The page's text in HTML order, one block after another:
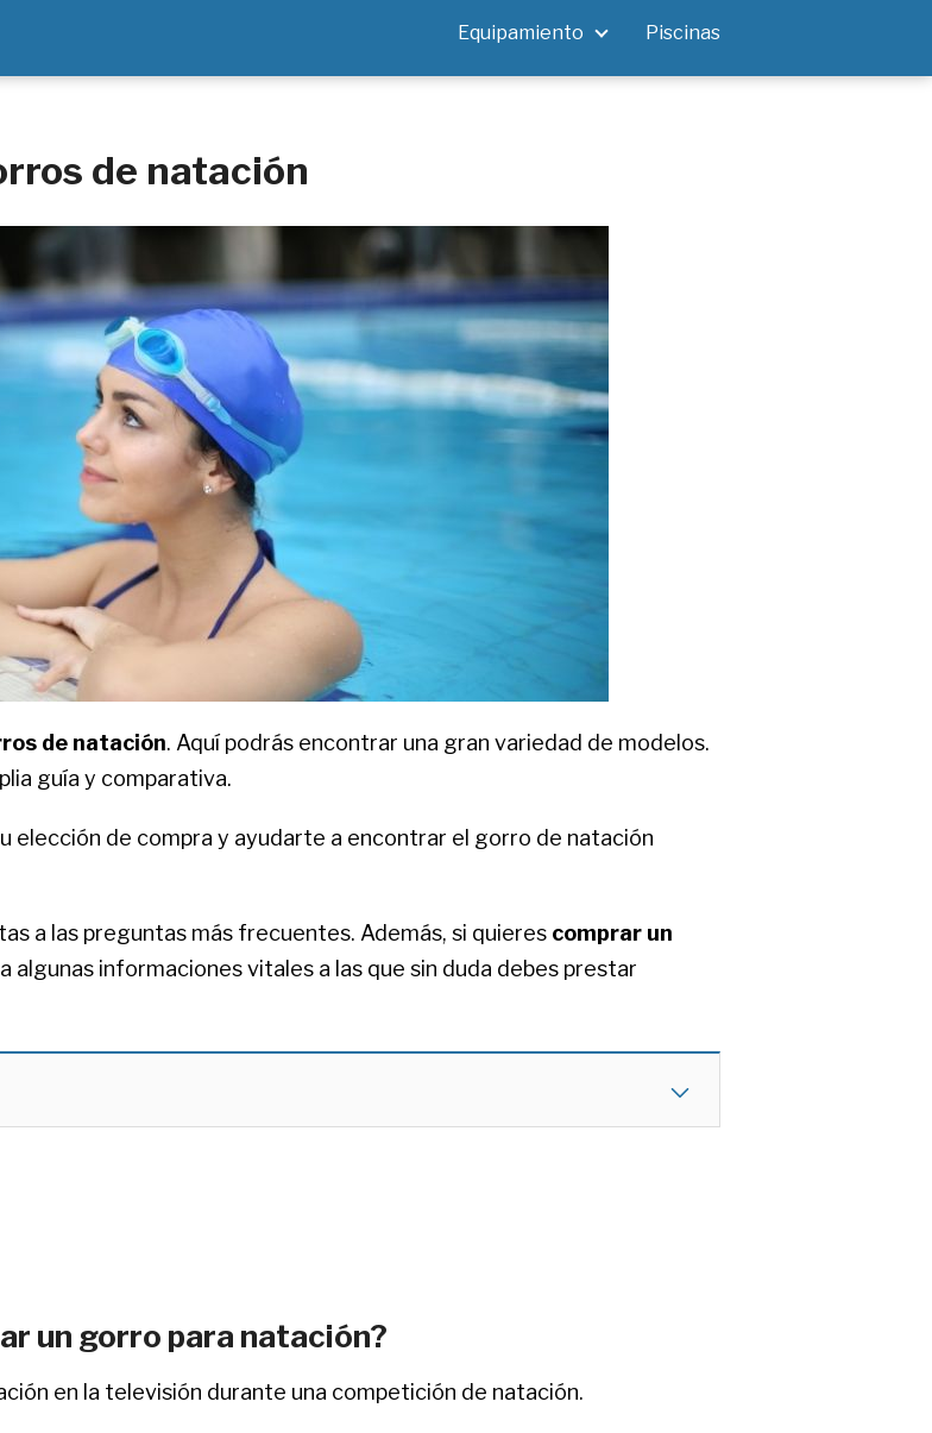
Equipamiento Piscinas
de natación
de natación. Aquí podrás encontrar una gran variedad de modelos.
guía y comparativa.
elección de compra y ayudarte a encontrar el gorro de natación
a las preguntas más frecuentes. Además, si quieres comprar un
algunas informaciones vitales a las que sin duda debes prestar
un gorro para natación?
en la televisión durante una competición de natación.